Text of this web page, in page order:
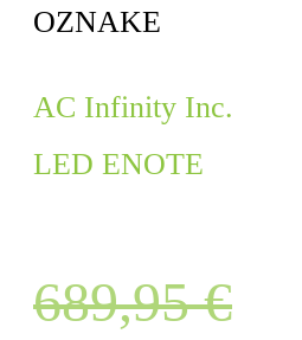
OZNAKE
AC Infinity Inc.
LED ENOTE
689,95€